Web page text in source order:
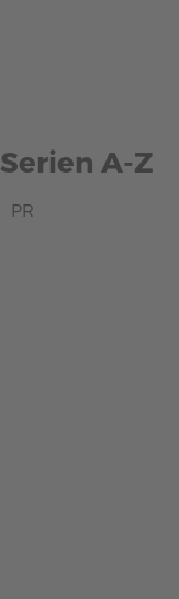
Serien A-Z
PR